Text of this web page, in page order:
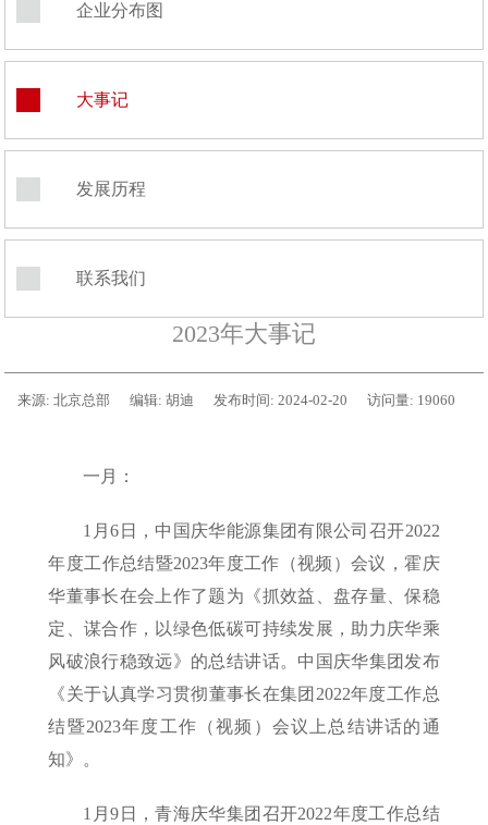
企业分布图
大事记
发展历程
联系我们
2023年大事记
来源: 北京总部 编辑: 胡迪 发布时间: 2024-02-20 访问量: 19060
一月：
1月6日，中国庆华能源集团有限公司召开2022
年度工作总结暨2023年度工作（视频）会议，霍庆
华董事长在会上作了题为《抓效益、盘存量、保稳
定、谋合作，以绿色低碳可持续发展，助力庆华乘
风破浪行稳致远》的总结讲话。中国庆华集团发布
《关于认真学习贯彻董事长在集团2022年度工作总
结暨2023年度工作（视频）会议上总结讲话的通
知》。
1月9日，青海庆华集团召开2022年度工作总结